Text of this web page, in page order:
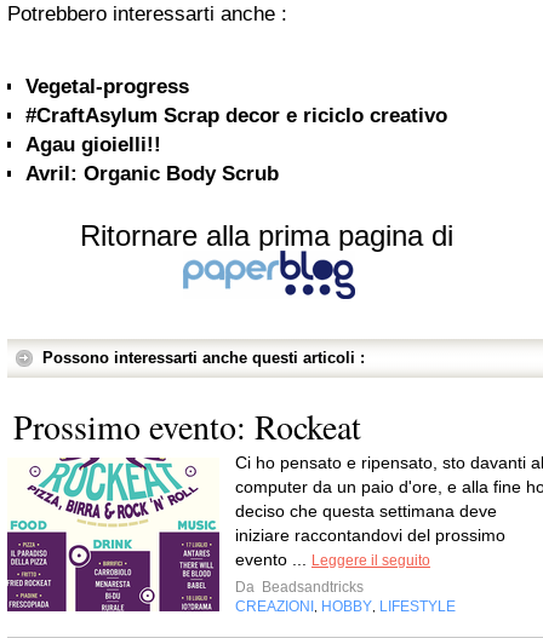
Potrebbero interessarti anche :
Vegetal-progress
#CraftAsylum Scrap decor e riciclo creativo
Agau gioielli!!
Avril: Organic Body Scrub
Ritornare alla prima pagina di
Possono interessarti anche questi articoli :
Prossimo evento: Rockeat
Ci ho pensato e ripensato, sto davanti al
computer da un paio d'ore, e alla fine
deciso che questa settimana deve
iniziare raccontandovi del prossimo
evento ...
Leggere il seguito
Da Beadsandtricks
CREAZIONI HOBBY LIFESTYLE